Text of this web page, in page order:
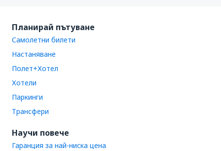
Планирай пътуване
Самолетни билети
Настаняване
Полет+Хотел
Хотели
Паркинги
Трансфери
Научи повече
Гаранция за най-ниска цена